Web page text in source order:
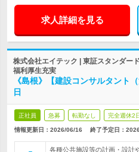
求人詳細を見る
株式会社エイテック | 東証スタンダー
福利厚生充実
《島根》【建設コンサルタント
日
正社員 急募 転勤なし 完全週休2
情報更新日：2026/06/16 終了予定日：
各種公共施設等の計画・設計